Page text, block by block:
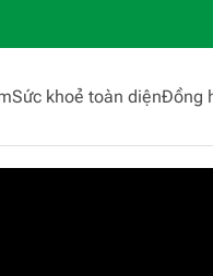
Sức khoẻ toàn diệnĐồng